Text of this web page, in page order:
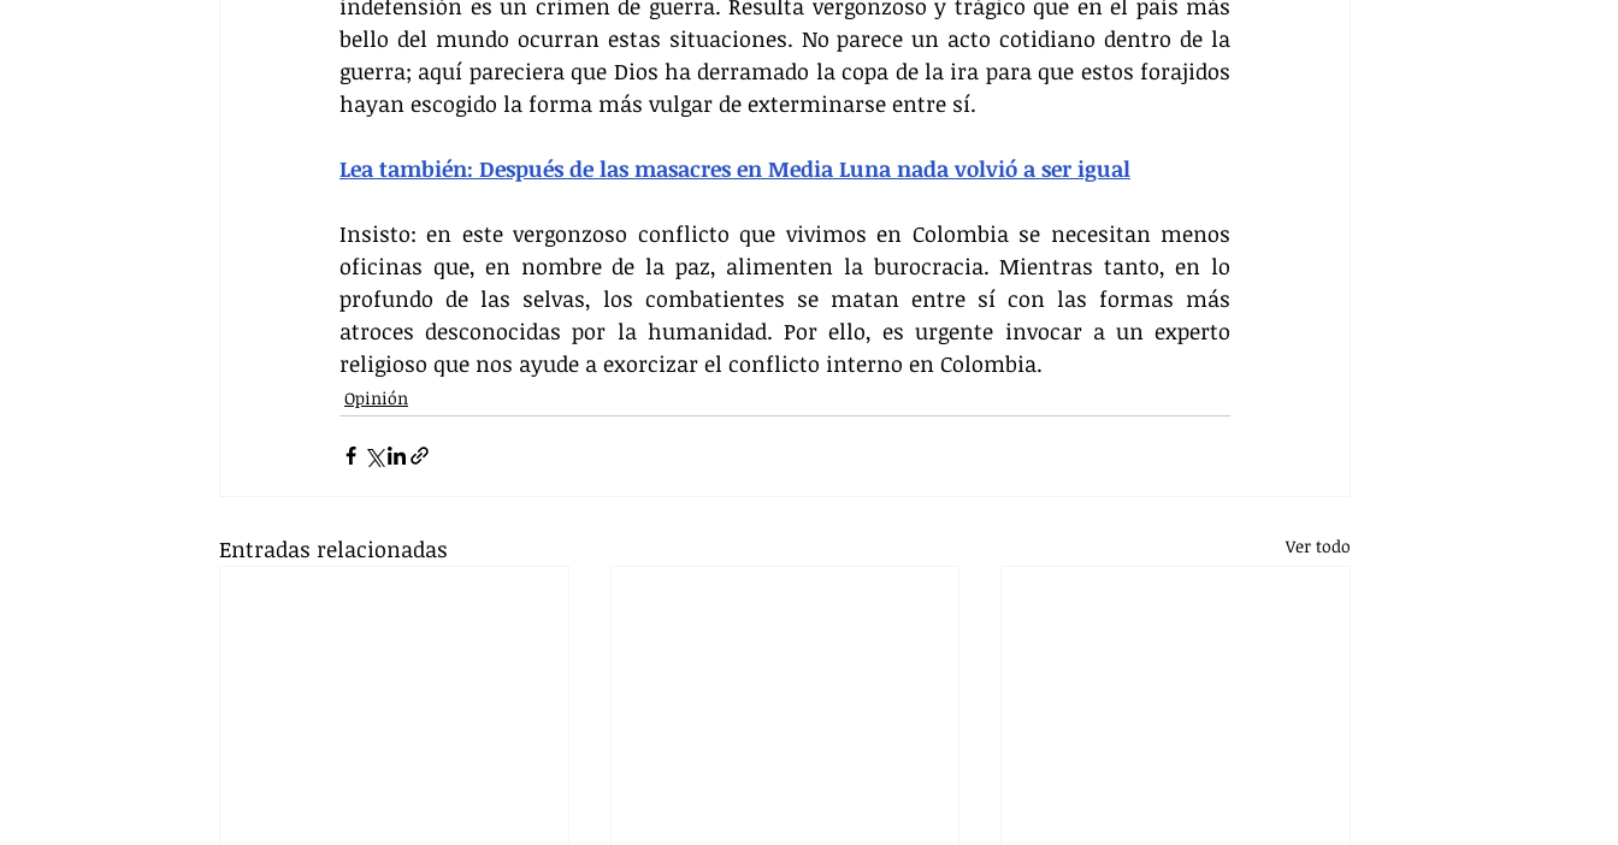
indefensión es un crimen de guerra. Resulta vergonzoso y trágico que en el país más
bello del mundo ocurran estas situaciones. No parece un acto cotidiano dentro de la
guerra; aquí pareciera que Dios ha derramado la copa de la ira para que estos forajidos
hayan escogido la forma más vulgar de exterminarse entre sí.
Lea también: Después de las masacres en Media Luna nada volvió a ser igual
Insisto: en este vergonzoso conflicto que vivimos en Colombia se necesitan menos
oficinas que, en nombre de la paz, alimenten la burocracia. Mientras tanto, en lo
profundo de las selvas, los combatientes se matan entre sí con las formas más
atroces desconocidas por la humanidad. Por ello, es urgente invocar a un experto
religioso que nos ayude a exorcizar el conflicto interno en Colombia.
Opinión
Entradas relacionadas Ver todo